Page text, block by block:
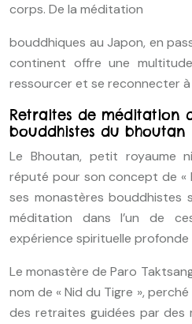
corps. De la méditation
bouddhiques au Japon, en
continent offre une
ressourcer et se reconnecter à
Retraites de méditation
bouddhistes du bhoutan
Le Bhoutan, petit royaume
réputé pour son concept de «
ses monastères bouddhistes
méditation dans l’un de
expérience spirituelle
Le monastère de Paro
nom de « Nid du Tigre »,
des retraites guidées par des